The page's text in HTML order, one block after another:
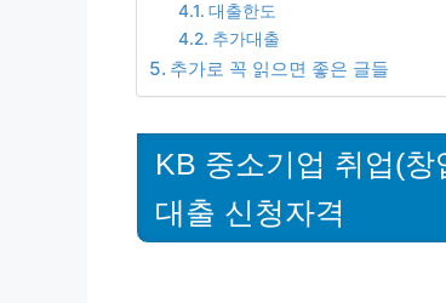
대출한도
추가대출
추가로 꼭 읽으면 좋은 글들
KB 중소기업 취업(
대출 신청자격